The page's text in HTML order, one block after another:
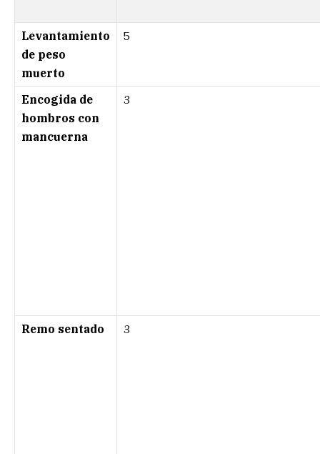
Levantamiento
de peso
muerto
5
Encogida de
hombros con
mancuerna
3
Remo sentado 3